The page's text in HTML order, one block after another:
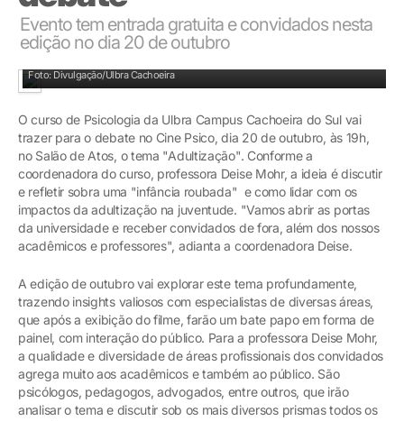
Evento tem entrada gratuita e convidados nesta
edição no dia 20 de outubro
Foto: Divulgação/Ulbra Cachoeira
O curso de Psicologia da Ulbra Campus Cachoeira do Sul vai
trazer para o debate no Cine Psico, dia 20 de outubro, às 19h,
no Salão de Atos, o tema "Adultização". Conforme a
coordenadora do curso, professora Deise Mohr, a ideia é discutir
e refletir sobra uma "infância roubada" e como lidar com os
impactos da adultização na juventude. "Vamos abrir as portas
da universidade e receber convidados de fora, além dos nossos
acadêmicos e professores", adianta a coordenadora Deise.
A edição de outubro vai explorar este tema profundamente,
trazendo insights valiosos com especialistas de diversas áreas,
que após a exibição do filme, farão um bate papo em forma de
painel, com interação do público. Para a professora Deise Mohr,
a qualidade e diversidade de áreas profissionais dos convidados
agrega muito aos acadêmicos e também ao público. São
psicólogos, pedagogos, advogados, entre outros, que irão
analisar o tema e discutir sob os mais diversos prismas todos os